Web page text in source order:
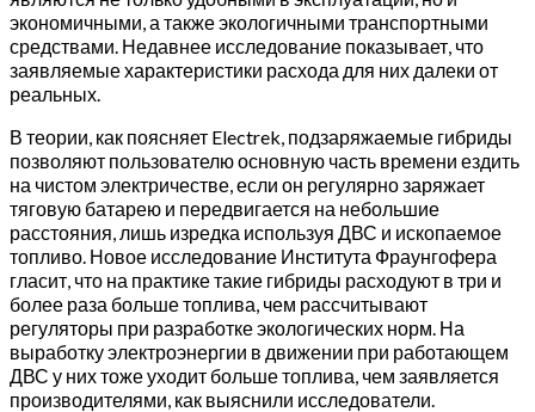
экономичными, а также экологичными транспортными
средствами. Недавнее исследование показывает, что
заявляемые характеристики расхода для них далеки от
реальных.
В теории, как поясняет Electrek, подзаряжаемые гибриды
позволяют пользователю основную часть времени ездить
на чистом электричестве, если он регулярно заряжает
тяговую батарею и передвигается на небольшие
расстояния, лишь изредка используя ДВС и ископаемое
топливо. Новое исследование Института Фраунгофера
гласит, что на практике такие гибриды расходуют в три и
более раза больше топлива, чем рассчитывают
регуляторы при разработке экологических норм. На
выработку электроэнергии в движении при работающем
ДВС у них тоже уходит больше топлива, чем заявляется
производителями, как выяснили исследователи.